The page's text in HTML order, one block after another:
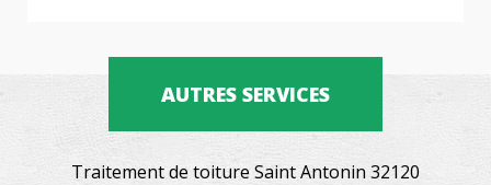
AUTRES SERVICES
Traitement de toiture Saint Antonin 32120